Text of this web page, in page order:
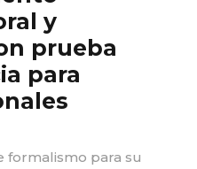
y
prueba
para
formalismo para su